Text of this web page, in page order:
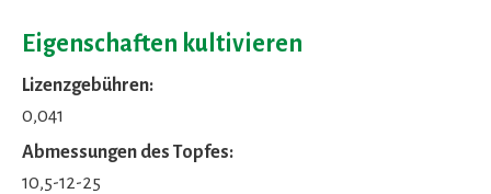
Eigenschaften kultivieren
Lizenzgebühren:
0,041
Abmessungen des Topfes:
10,5-12-25